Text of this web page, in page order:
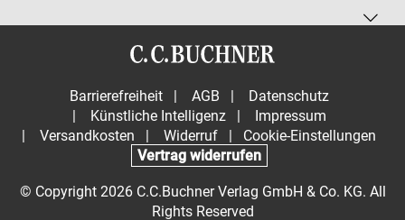
Barrierefreiheit AGB
Datenschutz
Künstliche Intelligenz
Impressum
Versandkosten Widerruf
Cookie-Einstellungen
Vertrag widerrufen
© Copyright 2026 C.C.Buchner Verlag GmbH & Co. KG. All
Rights Reserved